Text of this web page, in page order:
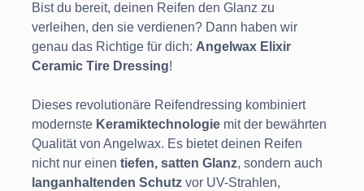
Bist du bereit, deinen Reifen den Glanz zu
verleihen, den sie verdienen? Dann haben wir
genau das Richtige für dich: Angelwax Elixir
Ceramic Tire Dressing!
Dieses revolutionäre Reifendressing kombiniert
modernste Keramiktechnologie mit der bewährten
Qualität von Angelwax. Es bietet deinen Reifen
nicht nur einen tiefen, satten Glanz, sondern auch
langanhaltenden Schutz vor UV-Strahlen,